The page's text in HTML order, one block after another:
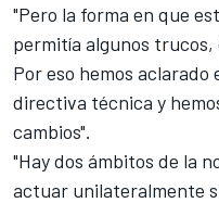
"Pero la forma en que
permitía algunos
Por eso hemos
directiva técnica y
cambios".
"Hay dos ámbitos de la
actuar unilateralmente